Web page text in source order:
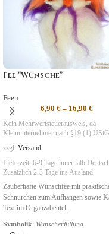
Fee “Wünsche”
Feen
6,90 € – 16,90 €
Kein Mehrwertsteuerausweis, da
Kleinunternehmer nach §19 (1)
zzgl. Versand
Lieferzeit: 6-9 Tage innerhalb
Zusätzlich 2-3 Tage ins Ausland.
Zauberhafte Wunschfee mit
Schnürchen zum Aufhängen sowie
Text im Organzabeutel.
Symbolik: Wunscherfüllung